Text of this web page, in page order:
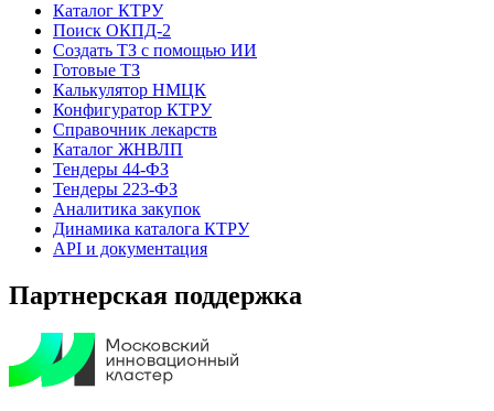
Каталог КТРУ
Поиск ОКПД-2
Создать ТЗ с помощью ИИ
Готовые ТЗ
Калькулятор НМЦК
Конфигуратор КТРУ
Справочник лекарств
Каталог ЖНВЛП
Тендеры 44-ФЗ
Тендеры 223-ФЗ
Аналитика закупок
Динамика каталога КТРУ
API и документация
Партнерская поддержка